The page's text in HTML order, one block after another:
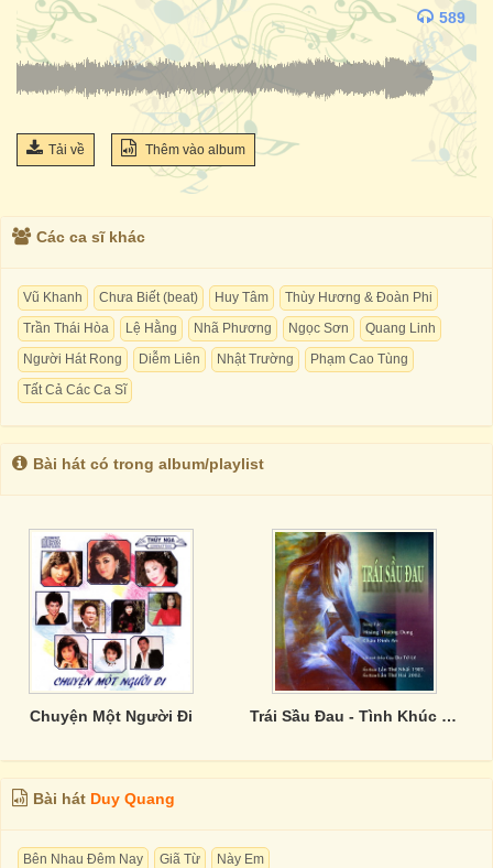
589
Tải về Thêm vào album
Các ca sĩ khác
Vũ Khanh Chưa Biết (beat) Huy Tâm
Thùy Hương & Đoàn Phi
Trần Thái Hòa
Lệ Hằng Nhã Phương Ngọc Sơn
Quang Linh
Người Hát Rong
Diễm Liên Nhật Trường
Phạm Cao Tùng
Tất Cả Các Ca Sĩ
Bài hát có trong album/playlist
Chuyện Một Người Đi Trái Sầu Đau - Tình Khúc Dạ Vũ
Bài hát Duy Quang
Bên Nhau Đêm Nay Giã Từ
Này Em